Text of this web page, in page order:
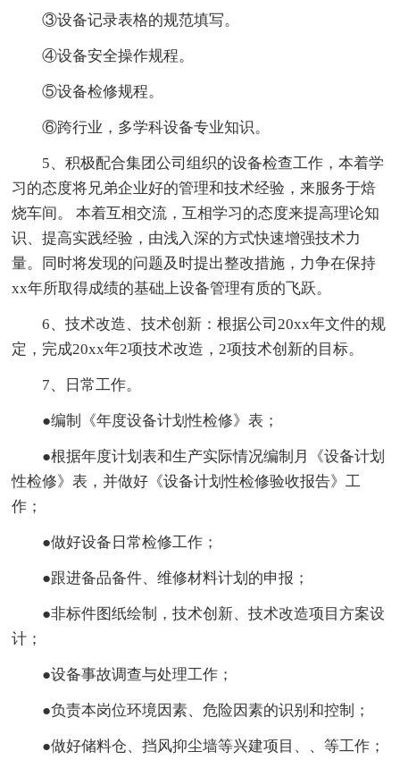
③设备记录表格的规范填写。
④设备安全操作规程。
⑤设备检修规程。
⑥跨行业，多学科设备专业知识。
5、积极配合集团公司组织的设备检查工作，本着学
习的态度将兄弟企业好的管理和技术经验，来服务于焙
烧车间。 本着互相交流，互相学习的态度来提高理论知
识、提高实践经验，由浅入深的方式快速增强技术力
量。同时将发现的问题及时提出整改措施，力争在保持
xx年所取得成绩的基础上设备管理有质的飞跃。
6、技术改造、技术创新：根据公司20xx年文件的规
定，完成20xx年2项技术改造，2项技术创新的目标。
7、日常工作。
●编制《年度设备计划性检修》表；
●根据年度计划表和生产实际情况编制月《设备计划
性检修》表，并做好《设备计划性检修验收报告》工
作；
●做好设备日常检修工作；
●跟进备品备件、维修材料计划的申报；
●非标件图纸绘制，技术创新、技术改造项目方案设
计；
●设备事故调查与处理工作；
●负责本岗位环境因素、危险因素的识别和控制；
●做好储料仓、挡风抑尘墙等兴建项目、、等工作；